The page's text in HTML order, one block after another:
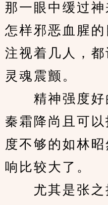
那一眼中缓过
怎样邪恶血腥
注视着几人，
灵魂震颤。
精神强度好
秦霜降尚且可
度不够的如林
响比较大了。
尤其是张之